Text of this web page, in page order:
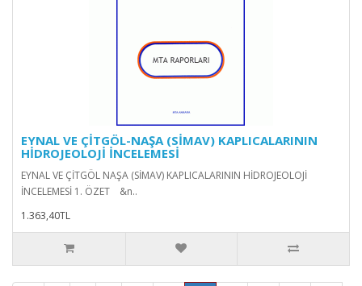
EYNAL VE ÇİTGÖL-NAŞA (SİMAV) KAPLICALARININ
HİDROJEOLOJİ İNCELEMESİ
EYNAL VE ÇİTGÖL NAŞA (SİMAV) KAPLICALARININ HİDROJEOLOJİ
İNCELEMESİ 1. ÖZET &n..
1.363,40TL